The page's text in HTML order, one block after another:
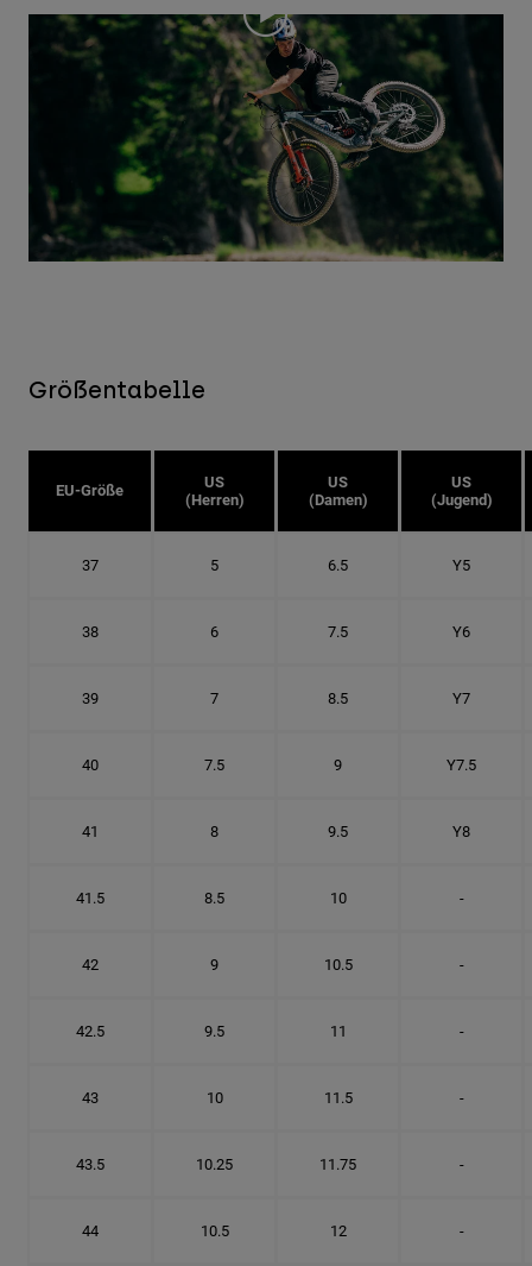
Größentabelle
EU-Größe
US
(Herren)
US
(Damen)
US
(Jugend)
37 5 6.5 Y5
38 6 7.5 Y6
39 7 8.5 Y7
40 7.5 9 Y7.5
41 8 9.5 Y8
41.5 8.5 10 -
42 9 10.5 -
42.5 9.5 11 -
43 10 11.5 -
43.5 10.25 11.75 -
44 10.5 12 -